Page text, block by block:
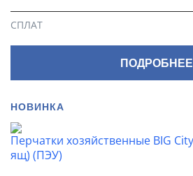
СПЛАТ
ПОДРОБНЕЕ
НОВИНКА